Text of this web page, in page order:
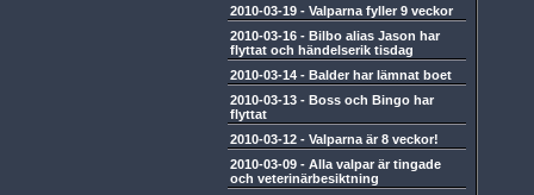
2010-03-19 - Valparna fyller 9 veckor
2010-03-16 - Bilbo alias Jason har
flyttat och händelserik tisdag
2010-03-14 - Balder har lämnat boet
2010-03-13 - Boss och Bingo har
flyttat
2010-03-12 - Valparna är 8 veckor!
2010-03-09 - Alla valpar är tingade
och veterinärbesiktning